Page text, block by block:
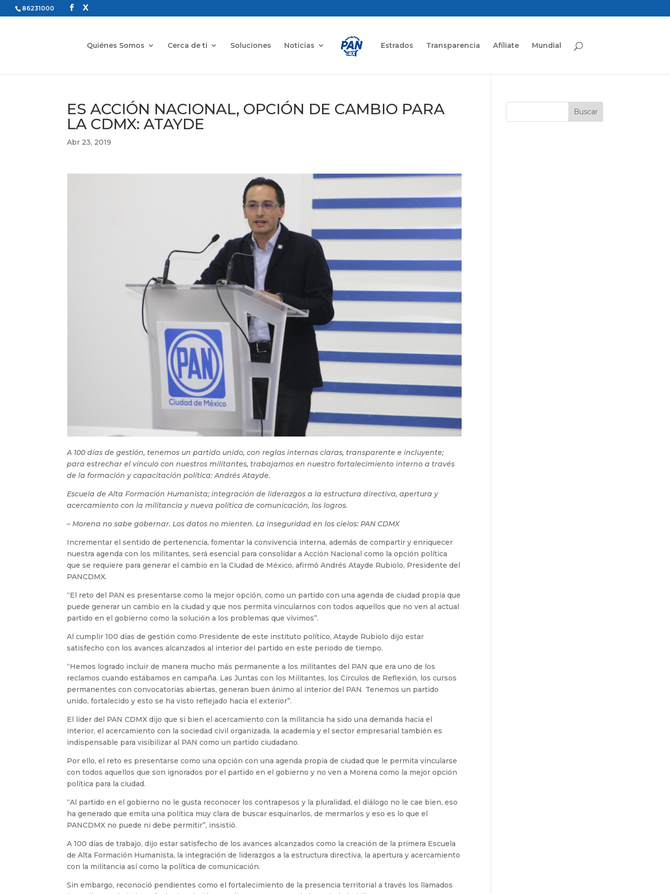
86231000
Quiénes Somos Cerca de ti Soluciones Noticias Estrados Transparencia Afíliate Mundial
ES ACCIÓN NACIONAL, OPCIÓN DE CAMBIO PARA
LA CDMX: ATAYDE
Abr 23, 2019
A 100 días de gestión, tenemos un partido unido, con reglas internas claras, transparente e incluyente;
para estrechar el vínculo con nuestros militantes, trabajamos en nuestro fortalecimiento interno a través
de la formación y capacitación política: Andrés Atayde.
Escuela de Alta Formación Humanista; integración de liderazgos a la estructura directiva, apertura y
acercamiento con la militancia y nueva política de comunicación, los logros.
– Morena no sabe gobernar. Los datos no mienten. La inseguridad en los cielos: PAN CDMX
Incrementar el sentido de pertenencia, fomentar la convivencia interna, además de compartir y enriquecer
nuestra agenda con los militantes, será esencial para consolidar a Acción Nacional como la opción política
que se requiere para generar el cambio en la Ciudad de México, afirmó Andrés Atayde Rubiolo, Presidente del
PANCDMX.
“El reto del PAN es presentarse como la mejor opción, como un partido con una agenda de ciudad propia que
puede generar un cambio en la ciudad y que nos permita vincularnos con todos aquellos que no ven al actual
partido en el gobierno como la solución a los problemas que vivimos”.
Al cumplir 100 días de gestión como Presidente de este instituto político, Atayde Rubiolo dijo estar
satisfecho con los avances alcanzados al interior del partido en este periodo de tiempo.
“Hemos logrado incluir de manera mucho más permanente a los militantes del PAN que era uno de los
reclamos cuando estábamos en campaña. Las Juntas con los Militantes, los Círculos de Reflexión, los cursos
permanentes con convocatorias abiertas, generan buen ánimo al interior del PAN. Tenemos un partido
unido, fortalecido y esto se ha visto reflejado hacia el exterior”.
El líder del PAN CDMX dijo que si bien el acercamiento con la militancia ha sido una demanda hacia el
interior, el acercamiento con la sociedad civil organizada, la academia y el sector empresarial también es
indispensable para visibilizar al PAN como un partido ciudadano.
Por ello, el reto es presentarse como una opción con una agenda propia de ciudad que le permita vincularse
con todos aquellos que son ignorados por el partido en el gobierno y no ven a Morena como la mejor opción
política para la ciudad.
“Al partido en el gobierno no le gusta reconocer los contrapesos y la pluralidad, el diálogo no le cae bien, eso
ha generado que emita una política muy clara de buscar esquinarlos, de mermarlos y eso es lo que el
PANCDMX no puede ni debe permitir”, insistió.
A 100 días de trabajo, dijo estar satisfecho de los avances alcanzados como la creación de la primera Escuela
de Alta Formación Humanista, la integración de liderazgos a la estructura directiva, la apertura y acercamiento
con la militancia así como la política de comunicación.
Sin embargo, reconoció pendientes como el fortalecimiento de la presencia territorial a través los llamados